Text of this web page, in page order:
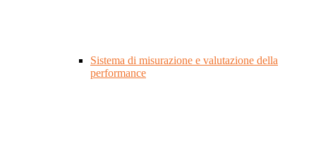
Sistema di misurazione e valutazione della
performance